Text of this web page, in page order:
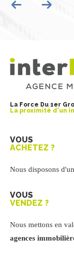
La Force Du 1er
La proximité d'un
VOUS
ACHETEZ ?
Nous disposons
VOUS
VENDEZ ?
Nous mettons en
agences